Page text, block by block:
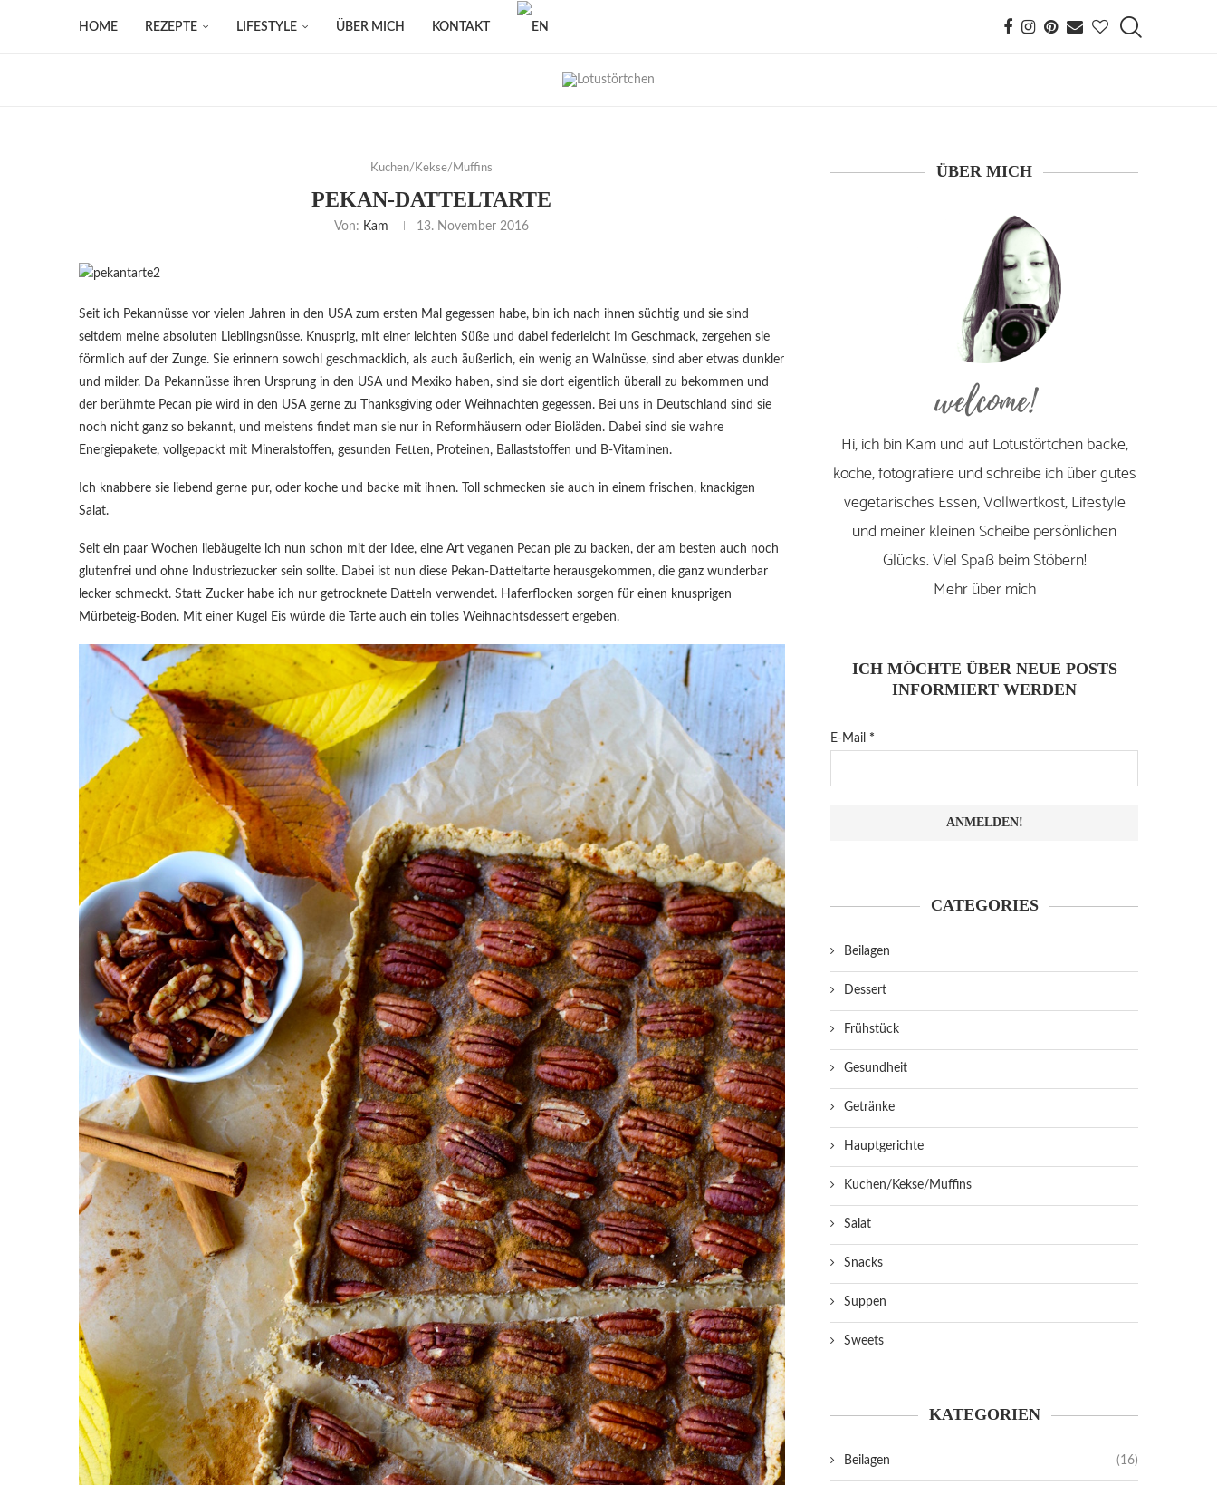
HOME REZEPTE LIFESTYLE ÜBER MICH KONTAKT
Kuchen/Kekse/Muffins
PEKAN-DATTELTARTE
Von: Kam 13. November 2016
Seit ich Pekannüsse vor vielen Jahren in den USA zum ersten Mal gegessen habe, bin ich nach ihnen süchtig und sie sind
seitdem meine absoluten Lieblingsnüsse. Knusprig, mit einer leichten Süße und dabei federleicht im Geschmack, zergehen sie
förmlich auf der Zunge. Sie erinnern sowohl geschmacklich, als auch äußerlich, ein wenig an Walnüsse, sind aber etwas dunkler
und milder. Da Pekannüsse ihren Ursprung in den USA und Mexiko haben, sind sie dort eigentlich überall zu bekommen und
der berühmte Pecan pie wird in den USA gerne zu Thanksgiving oder Weihnachten gegessen. Bei uns in Deutschland sind sie
noch nicht ganz so bekannt, und meistens findet man sie nur in Reformhäusern oder Bioläden. Dabei sind sie wahre
Energiepakete, vollgepackt mit Mineralstoffen, gesunden Fetten, Proteinen, Ballaststoffen und B-Vitaminen.
Ich knabbere sie liebend gerne pur, oder koche und backe mit ihnen. Toll schmecken sie auch in einem frischen, knackigen
Salat.
Seit ein paar Wochen liebäugelte ich nun schon mit der Idee, eine Art veganen Pecan pie zu backen, der am besten auch noch
glutenfrei und ohne Industriezucker sein sollte. Dabei ist nun diese Pekan-Datteltarte herausgekommen, die ganz wunderbar
lecker schmeckt. Statt Zucker habe ich nur getrocknete Datteln verwendet. Haferflocken sorgen für einen knusprigen
Mürbeteig-Boden. Mit einer Kugel Eis würde die Tarte auch ein tolles Weihnachtsdessert ergeben.
ÜBER MICH
welcome!
Hi, ich bin Kam und auf Lotustörtchen backe,
koche, fotografiere und schreibe ich über gutes
vegetarisches Essen, Vollwertkost, Lifestyle
und meiner kleinen Scheibe persönlichen
Glücks. Viel Spaß beim Stöbern!
Mehr über mich
ICH MÖCHTE ÜBER NEUE POSTS
INFORMIERT WERDEN
E-Mail *
CATEGORIES
Beilagen
Dessert
Frühstück
Gesundheit
Getränke
Hauptgerichte
Kuchen/Kekse/Muffins
Salat
Snacks
Suppen
Sweets
KATEGORIEN
Beilagen (16)